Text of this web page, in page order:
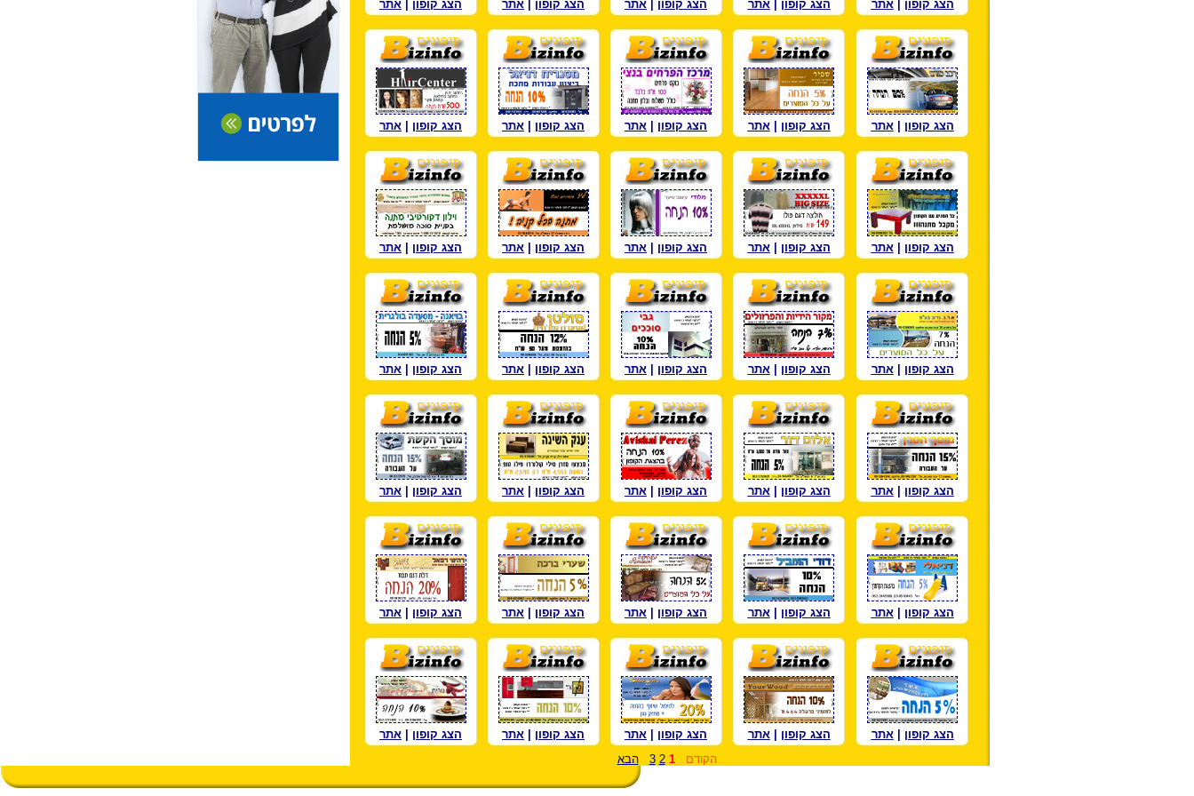
הצג קופון |אתר הצג קופון |אתר הצג קופון אתר הצג קופון אתר הצג קופון אתר
הצג קופון |אתר הצג קופון |אתר הצג קופון אתר הצג קופון אתר הצג קופון אתר
הצג קופון |אתר הצג קופון |אתר הצג קופון אתר הצג קופון אתר הצג קופון אתר
הצג קופון |אתר הצג קופון |אתר הצג קופון אתר הצג קופון אתר הצג קופון אתר
הצג קופון |אתר הצג קופון |אתר הצג קופון אתר הצג קופון אתר הצג קופון אתר
הצג קופון |אתר הצג קופון |אתר הצג קופון אתר הצג קופון אתר הצג קופון אתר
הצג קופון |אתר הצג קופון |אתר הצג קופון אתר הצג קופון אתר הצג קופון
אתר
הקודם
1
2
3 הבא